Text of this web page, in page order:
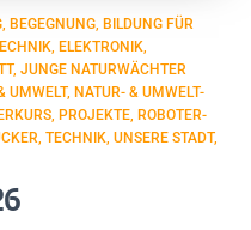
BEGEGNUNG BILDUNG FÜR
ELEKTRONIK
JUNGE NATURWÄCHTER
UMWELT NATUR- & UMWELT-
PROJEKTE ROBOTER-
TECHNIK UNSERE STADT